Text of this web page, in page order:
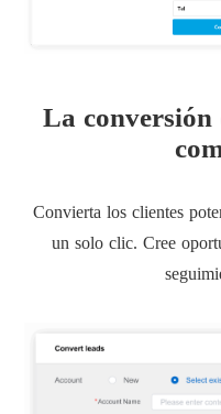
La conversión
Convierta los clientes
un solo clic. Cree